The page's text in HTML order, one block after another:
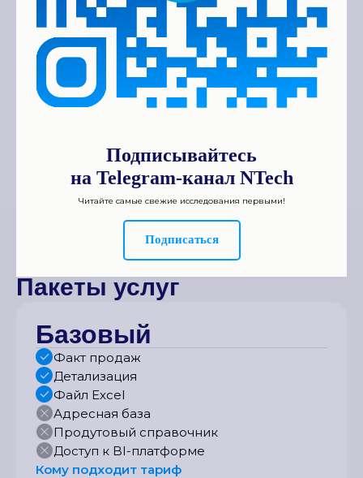
Подписывайтесь
на Telegram-канал NTech
Читайте самые свежие исследования первыми!
Подписаться
Пакеты услуг
Базовый
Факт продаж
Детализация
Файл Excel
Адресная база
Продутовый справочник
Доступ к BI-платформе
Кому подходит тариф